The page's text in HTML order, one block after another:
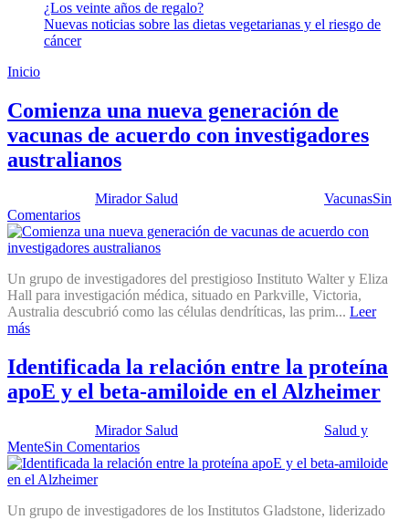
¿Los veinte años de regalo?
Nuevas noticias sobre las dietas vegetarianas y el riesgo de
cáncer
Inicio
Comienza una nueva generación de
vacunas de acuerdo con investigadores
australianos
Mirador Salud VacunasSin
Comentarios
Un grupo de investigadores del prestigioso Instituto Walter y Eliza
Hall para investigación médica, situado en Parkville, Victoria,
Australia descubrió como las células dendríticas, las prim... Leer
más
Identificada la relación entre la proteína
apoE y el beta-amiloide en el Alzheimer
Mirador Salud
Salud y
MenteSin Comentarios
Un grupo de investigadores de los Institutos Gladstone, liderizado